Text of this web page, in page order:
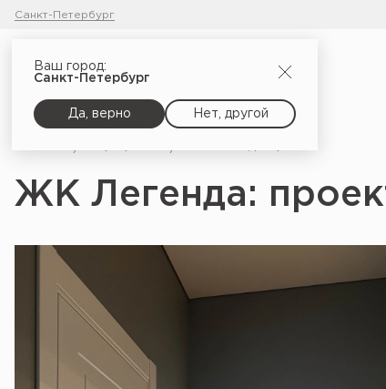
Санкт-Петербург
Ваш город:
Санкт-Петербург
Да, верно Нет, другой
ЖК Легенда: